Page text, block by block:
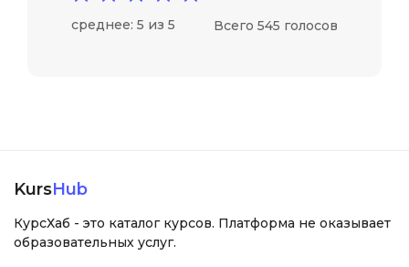
среднее: 5 из 5 Всего 545 голосов
KursHub
КурсХаб - это каталог курсов. Платформа не оказывает
образовательных услуг.